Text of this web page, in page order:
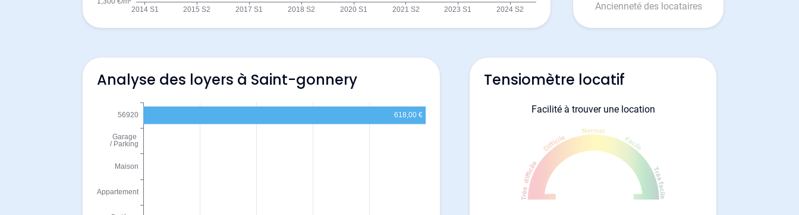
Ancienneté des locataires
Analyse des loyers à Saint-gonnery Tensiomètre locatif
Facilité à trouver une location